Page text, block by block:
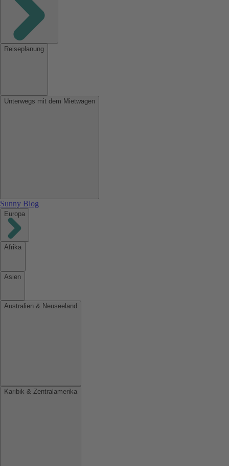
Reiseplanung
Unterwegs mit dem Mietwagen
Sunny Blog
Europa
Afrika
Asien
Australien & Neuseeland
Karibik & Zentralamerika